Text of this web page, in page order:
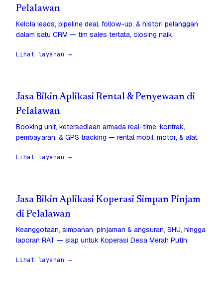
Pelalawan
Kelola leads, pipeline deal, follow-up, & histori pelanggan
dalam satu CRM — tim sales tertata, closing naik.
Lihat layanan →
Jasa Bikin Aplikasi Rental & Penyewaan di
Pelalawan
Booking unit, ketersediaan armada real-time, kontrak,
pembayaran, & GPS tracking — rental mobil, motor, & alat.
Lihat layanan →
Jasa Bikin Aplikasi Koperasi Simpan Pinjam
di Pelalawan
Keanggotaan, simpanan, pinjaman & angsuran, SHU, hingga
laporan RAT — siap untuk Koperasi Desa Merah Putih.
Lihat layanan →